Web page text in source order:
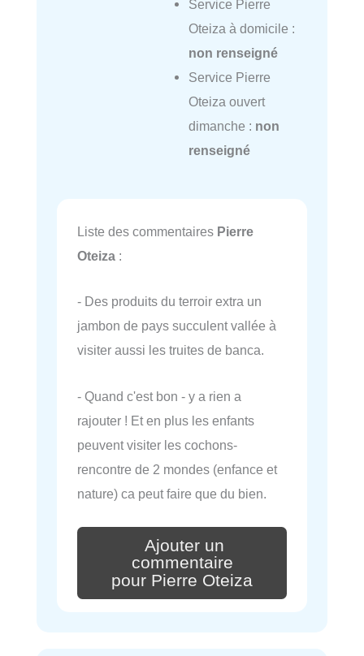
Service Pierre
Oteiza à domicile :
non renseigné
Service Pierre
Oteiza ouvert
dimanche : non
renseigné
Liste des commentaires Pierre
Oteiza :
- Des produits du terroir extra un
jambon de pays succulent vallée à
visiter aussi les truites de banca.
- Quand c'est bon - y a rien a
rajouter ! Et en plus les enfants
peuvent visiter les cochons-
rencontre de 2 mondes (enfance et
nature) ca peut faire que du bien.
Ajouter un
commentaire
pour Pierre Oteiza